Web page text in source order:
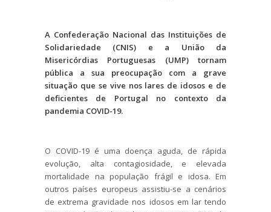
A Confederação Nacional das Instituições de
Solidariedade (CNIS) e a União da
Misericórdias Portuguesas (UMP) tornam
pública a sua preocupação com a grave
situação que se vive nos lares de idosos e de
deficientes de Portugal no contexto da
pandemia COVID-19.
O COVID-19 é uma doença aguda, de rápida
evolução, alta contagiosidade, e elevada
mortalidade na população frágil e idosa. Em
outros países europeus assistiu-se a cenários
de extrema gravidade nos idosos em lar tendo